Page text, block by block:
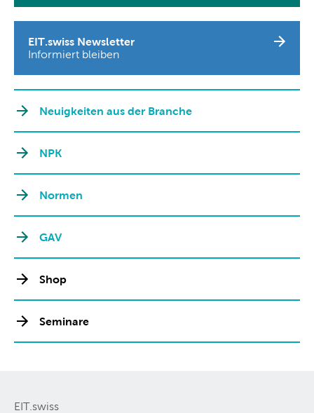
EIT.swiss Newsletter
Informiert bleiben
Neuigkeiten aus der Branche
NPK
Normen
GAV
Shop
Seminare
EIT.swiss